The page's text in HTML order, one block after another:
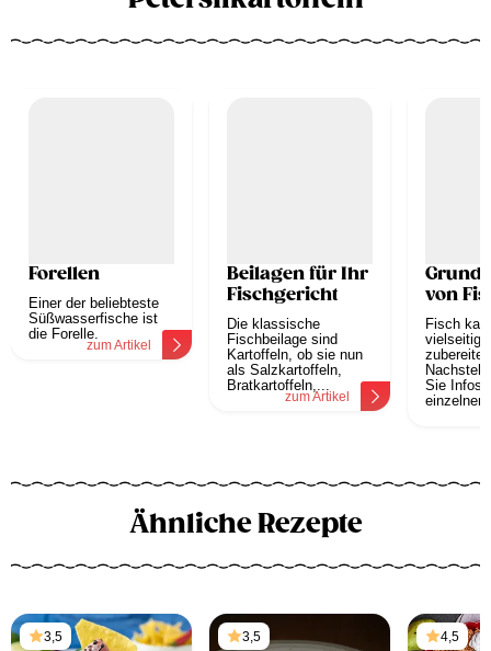
Forellen
Einer der beliebteste
Süßwasserfische ist
die Forelle.
zum Artikel
Beilagen für Ihr
Fischgericht
Die klassische
Fischbeilage sind
Kartoffeln, ob sie nun
als Salzkartoffeln,
Bratkartoffeln,...
zum Artikel
von
Fisch
zubereitet
Sie Infos
Ähnliche Rezepte
3,5 3,5 4,5